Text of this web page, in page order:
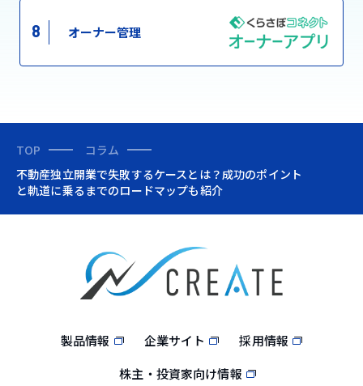
8 オーナー管理
TOP
コラム
不動産独立開業で失敗するケースとは？成功のポイント
と軌道に乗るまでのロードマップも紹介
製品情報 企業サイト
採用情報
株主・投資家向け情報